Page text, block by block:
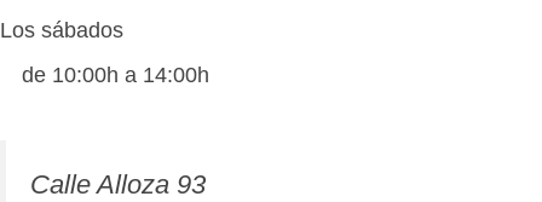
Los sábados
de 10:00h a 14:00h
Calle Alloza 93